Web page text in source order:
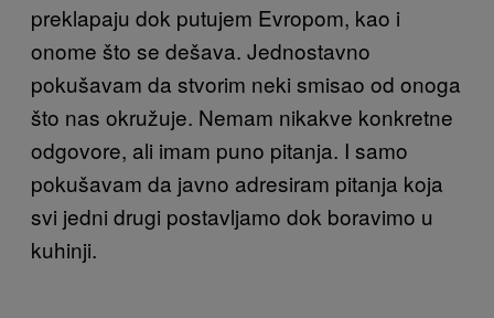
preklapaju dok putujem Evropom, kao i
onome što se dešava. Jednostavno
pokušavam da stvorim neki smisao od onoga
što nas okružuje. Nemam nikakve konkretne
odgovore, ali imam puno pitanja. I samo
pokušavam da javno adresiram pitanja koja
svi jedni drugi postavljamo dok boravimo u
kuhinji.